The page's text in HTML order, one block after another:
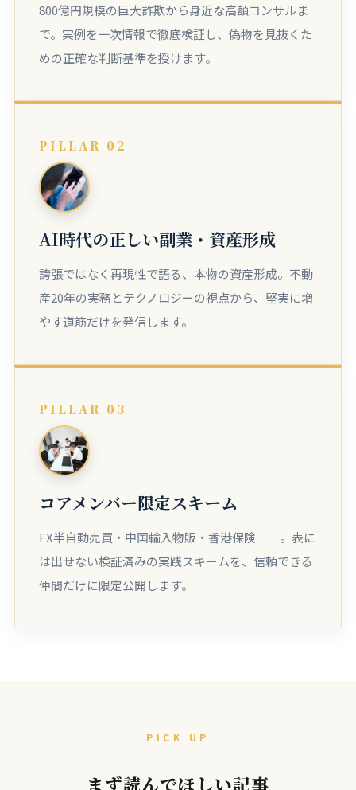
800億円規模の巨大詐欺から身近な高額コンサルま
で。実例を一次情報で徹底検証し、偽物を見抜くた
めの正確な判断基準を授けます。
PILLAR 02
AI時代の正しい副業・資産形成
誇張ではなく再現性で語る、本物の資産形成。不動
産20年の実務とテクノロジーの視点から、堅実に増
やす道筋だけを発信します。
PILLAR 03
コアメンバー限定スキーム
FX半自動売買・中国輸入物販・香港保険──。表に
は出せない検証済みの実践スキームを、信頼できる
仲間だけに限定公開します。
PICK UP
まず読んでほしい記事